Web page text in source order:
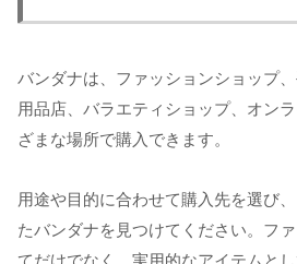
バンダナは、ファッションショップ
用品店、バラエティショップ、オン
ざまな場所で購入できます。
用途や目的に合わせて購入先を選び
たバンダナを見つけてください。フ
てだけでなく、実用的なアイテムと